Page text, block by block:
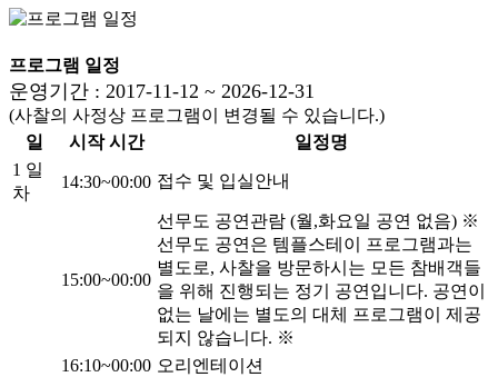
프로그램 일정
운영기간 : 2017-11-12 ~ 2026-12-31
(사찰의 사정상 프로그램이 변경될 수 있습니다.)
일
시작 시간
일정명
1 일
차
14:30~00:00 접수 및 입실안내
15:00~00:00
선무도 공연관람 (월,화요일 공연 없음) ※
선무도 공연은 템플스테이 프로그램과는
별도로, 사찰을 방문하시는 모든 참배객들
을 위해 진행되는 정기 공연입니다. 공연이
없는 날에는 별도의 대체 프로그램이 제공
되지 않습니다. ※
16:10~00:00 오리엔테이션